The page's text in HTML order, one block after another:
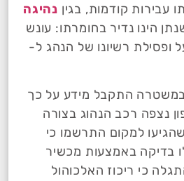
עבירות קודמות, בגין נהיגה
הינו נדיר בחומרתו: עונש
רשיונו של הנהג ל-
התקבל מידע על כך
נצפה רכב הנהוג בצורה
למקום התרשמו כי
בדיקה באמצעות מכשיר
כי ריכוז האלכוהול